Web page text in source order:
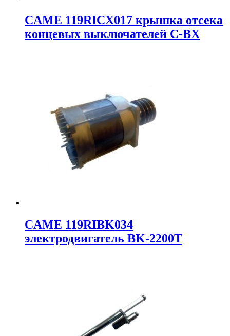
CAME 119RICX017 крышка отсека
концевых выключателей C-BX
CAME 119RIBK034
электродвигатель BK-2200T